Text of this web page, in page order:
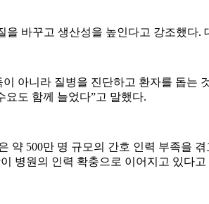
바꾸고 생산성을 높인다고 강조했
아니라 질병을 진단하고 환자를 돕
요도 함께 늘었다”고 말했다.
약 500만 명 규모의 간호 인력 부족을
병원의 인력 확충으로 이어지고 있다고